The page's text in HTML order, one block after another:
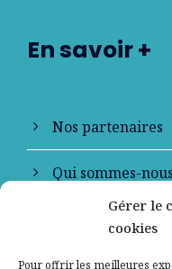
Gérer le
cookies
Pour offrir les meilleures
En savoir +
Nos partenaires
Qui sommes-
Contactez-nous
Mentions légales